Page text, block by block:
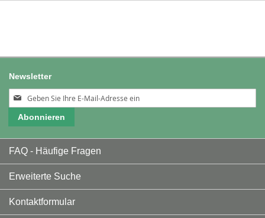
Newsletter
Melden
Sie
sich
unseren
Newsletter
an:
Abonnieren
FAQ - Häufige Fragen
Erweiterte Suche
Kontaktformular